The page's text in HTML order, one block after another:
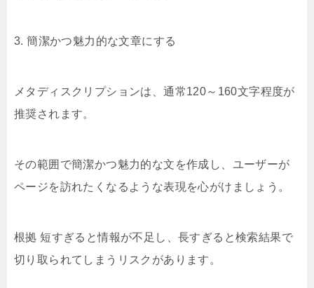
3. 簡潔かつ魅力的な文章にする
メタディスクリプションは、通常120～160文字程度が
推奨されます。
その範囲で簡潔かつ魅力的な文を作成し、ユーザーが
ページを訪れたくなるような表現を心がけましょう。
根拠 短すぎると情報が不足し、長すぎると検索結果で
切り取られてしまうリスクがあります。